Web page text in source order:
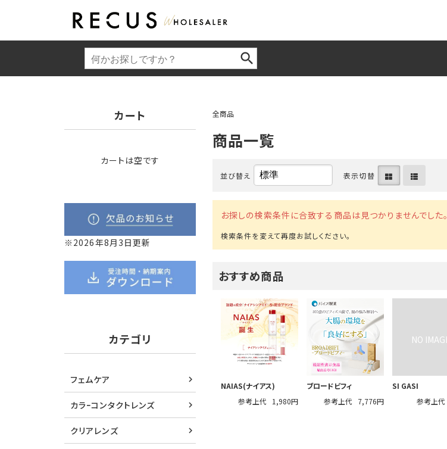
全商品
商品一覧
並び替え 表示切替
お探しの検索条件に合致する商品は見つかりませんでした。
おすすめ商品
NAIAS(ナイアス)
参考上代
1,980円
ブロードビフィ
参考上代
7,776円
SI GASI
参考上代
カート
カートは空です
※2026年8月3日更新
カテゴリ
フェムケア
カラｰコンタクトレンズ
クリアレンズ